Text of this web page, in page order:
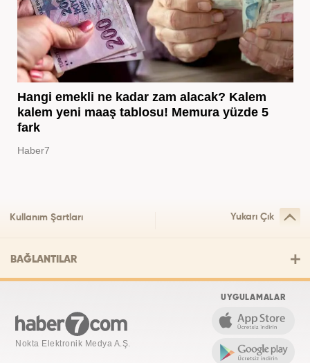
Hangi emekli ne kadar zam alacak? Kalem
kalem yeni maaş tablosu! Memura yüzde 5
fark
Haber7
Kullanım Şartları Yukarı Çık
BAĞLANTILAR
Nokta Elektronik Medya A.Ş.
UYGULAMALAR